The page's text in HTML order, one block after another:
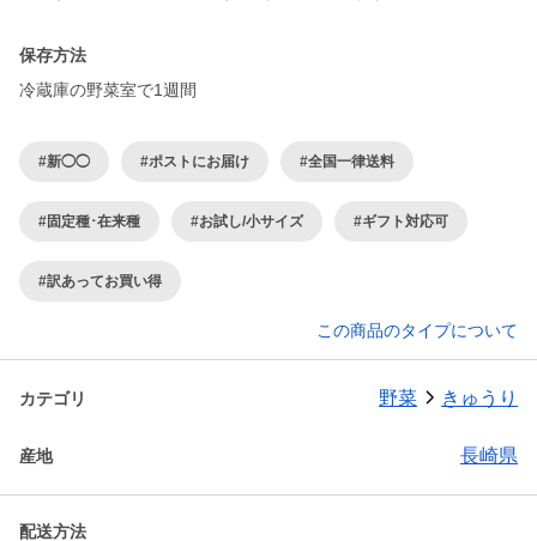
保存方法
冷蔵庫の野菜室で1週間
#新◯◯ #ポストにお届け #全国一律送料
#固定種･在来種 #お試し/小サイズ #ギフト対応可
#訳あってお買い得
この商品のタイプについて
カテゴリ 野菜 きゅうり
産地 長崎県
配送方法